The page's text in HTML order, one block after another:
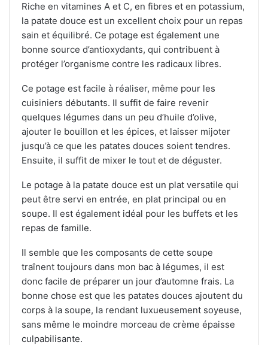
Riche en vitamines A et C, en fibres et en potassium,
la patate douce est un excellent choix pour un repas
sain et équilibré. Ce potage est également une
bonne source d’antioxydants, qui contribuent à
protéger l’organisme contre les radicaux libres.
Ce potage est facile à réaliser, même pour les
cuisiniers débutants. Il suffit de faire revenir
quelques légumes dans un peu d’huile d’olive,
ajouter le bouillon et les épices, et laisser mijoter
jusqu’à ce que les patates douces soient tendres.
Ensuite, il suffit de mixer le tout et de déguster.
Le potage à la patate douce est un plat versatile qui
peut être servi en entrée, en plat principal ou en
soupe. Il est également idéal pour les buffets et les
repas de famille.
Il semble que les composants de cette soupe
traînent toujours dans mon bac à légumes, il est
donc facile de préparer un jour d’automne frais. La
bonne chose est que les patates douces ajoutent du
corps à la soupe, la rendant luxueusement soyeuse,
sans même le moindre morceau de crème épaisse
culpabilisante.